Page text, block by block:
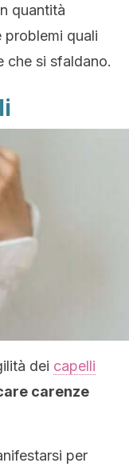
quantità
problemi quali
che si sfaldano.
dei capelli
carenze
per